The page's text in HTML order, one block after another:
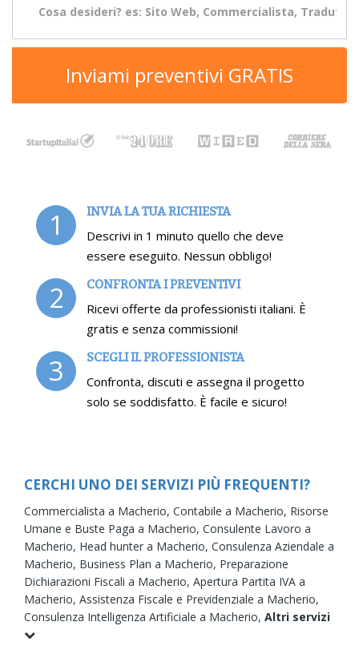
Inviami preventivi GRATIS
1 INVIA LA TUA RICHIESTA
Descrivi in 1 minuto quello che deve
essere eseguito. Nessun obbligo!
2 CONFRONTA I PREVENTIVI
Ricevi offerte da professionisti italiani. È
gratis e senza commissioni!
3 SCEGLI IL PROFESSIONISTA
Confronta, discuti e assegna il progetto
solo se soddisfatto. È facile e sicuro!
CERCHI UNO DEI SERVIZI PIÙ FREQUENTI?
Commercialista a Macherio, Contabile a Macherio, Risorse
Umane e Buste Paga a Macherio, Consulente Lavoro a
Macherio, Head hunter a Macherio, Consulenza Aziendale a
Macherio, Business Plan a Macherio, Preparazione
Dichiarazioni Fiscali a Macherio, Apertura Partita IVA a
Macherio, Assistenza Fiscale e Previdenziale a Macherio,
Consulenza Intelligenza Artificiale a Macherio, Altri servizi